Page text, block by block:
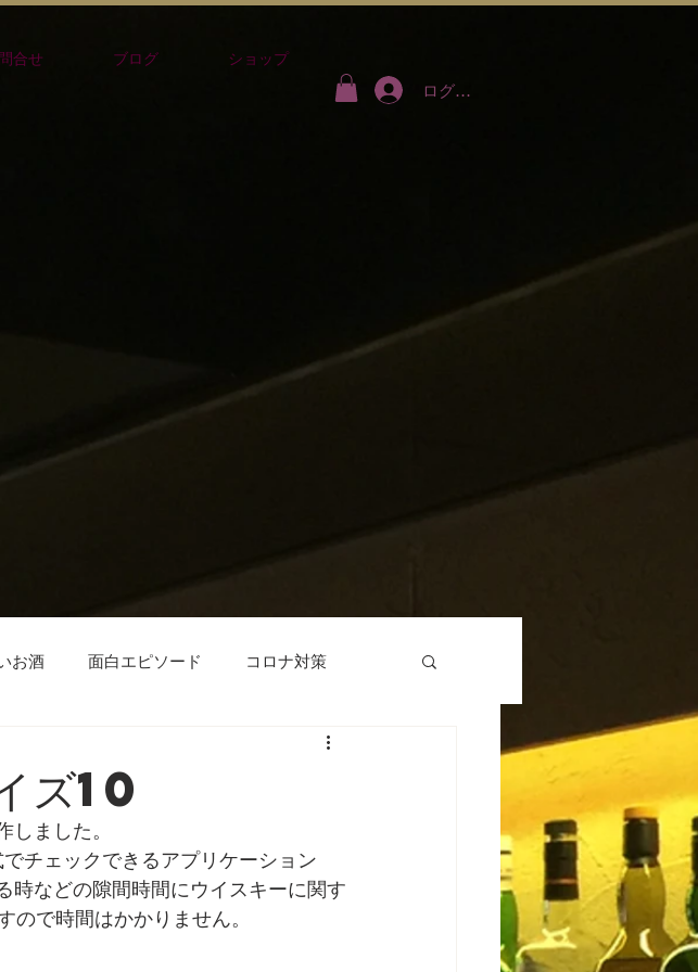
合せ ブログ ショップ
ログイン
お酒 面白エピソード コロナ対策
ズ10
ました。
チェックできるアプリケーション
時などの隙間時間にウイスキーに関す
ので時間はかかりません。